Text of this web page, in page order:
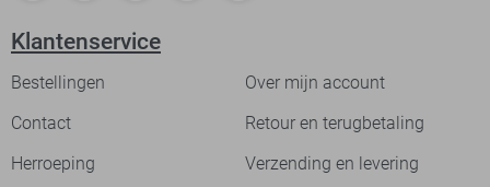
Klantenservice
Bestellingen
Over mijn account
Contact
Retour en terugbetaling
Herroeping
Verzending en levering